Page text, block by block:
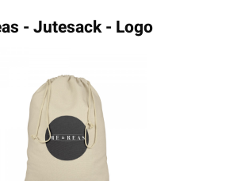
- Jutesack - Logo